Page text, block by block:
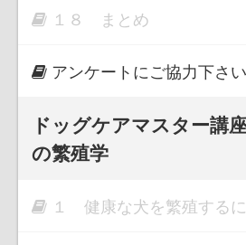
１８ まとめ
アンケートにご協力下さい
ドッグケアマスター
の繁殖学
１ 健康な犬を繁殖する